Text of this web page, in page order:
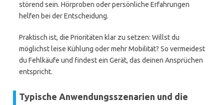
störend sein. Hörproben oder persönliche Erfahrungen
helfen bei der Entscheidung.
Praktisch ist, die Prioritäten klar zu setzen: Willst du
möglichst leise Kühlung oder mehr Mobilität? So vermeidest
du Fehlkäufe und findest ein Gerät, das deinen Ansprüchen
entspricht.
Typische Anwendungsszenarien und die